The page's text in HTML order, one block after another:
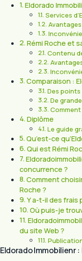
Eldorado
Services
Rémi Roche et
Contenu
Comparaison :
Des
De
Diplôme
Le guide
Qu’est-ce
Qui est Rémi
concurrence ?
Comment
Roche ?
Y a-t-il des frais
Où puis-je
du site Web ?
Eldorado Immobilienr